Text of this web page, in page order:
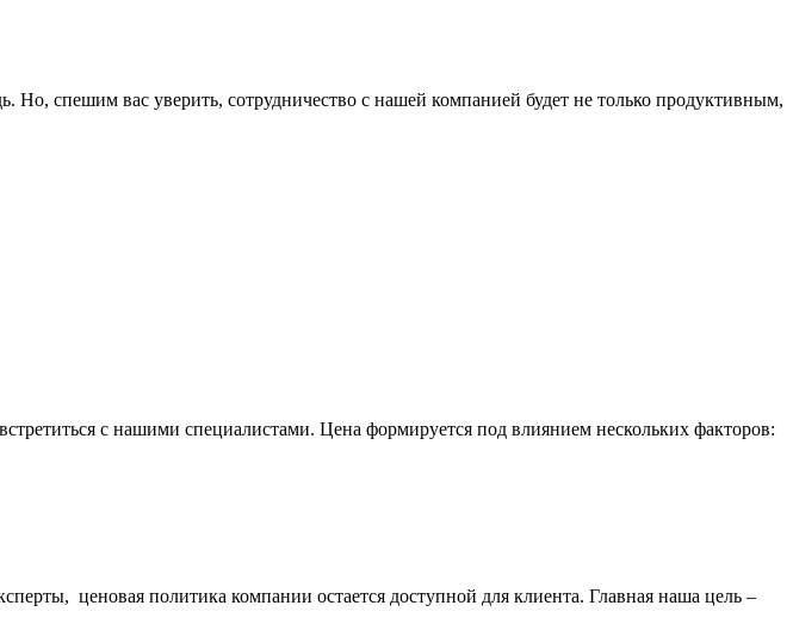
спешим вас уверить, сотрудничество с нашей компанией будет не только продуктивным,
с нашими специалистами. Цена формируется под влиянием нескольких факторов:
ценовая политика компании остается доступной для клиента. Главная наша цель –